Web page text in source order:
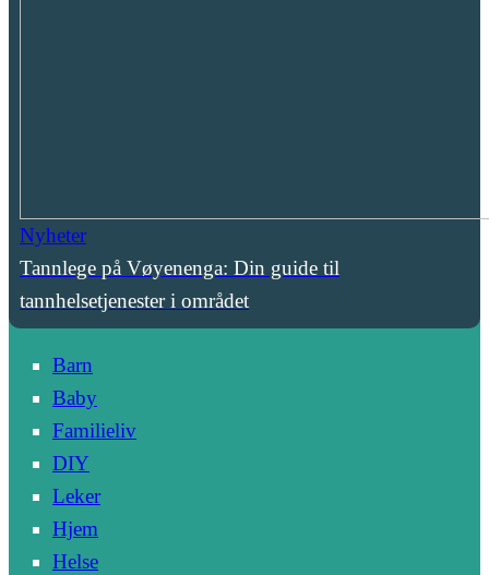
Nyheter
Tannlege på Vøyenenga: Din guide til
tannhelsetjenester i området
Barn
Baby
Familieliv
DIY
Leker
Hjem
Helse